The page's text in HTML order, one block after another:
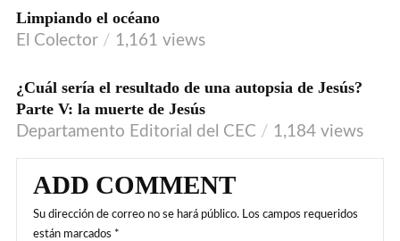
AUDIO
Limpiando el océano
El Colector 1,161 views
VIDEO
¿Cuál sería el resultado de una autopsia de Jesús?
Parte V: la muerte de Jesús
Departamento Editorial del CEC 1,184 views
ADD COMMENT
Su dirección de correo no se hará público. Los campos requeridos
están marcados *